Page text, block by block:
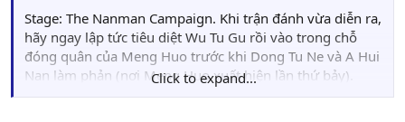
Stage: The Nanman Campaign. Khi trận đánh vừa diễn ra,
hãy ngay lập tức tiêu diệt Wu Tu Gu rồi vào trong chỗ
đóng quân của Meng Huo trước khi Dong Tu Ne và A Hui
Nan làm phản (nơi Meng Huo xuất hiện lần thứ bảy).
Thông báo về vũ khí sẽ xuất hiện
Click to expand...